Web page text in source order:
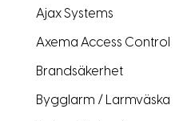
Ajax Systems
Axema Access Control
Brandsäkerhet
Bygglarm / Larmväska